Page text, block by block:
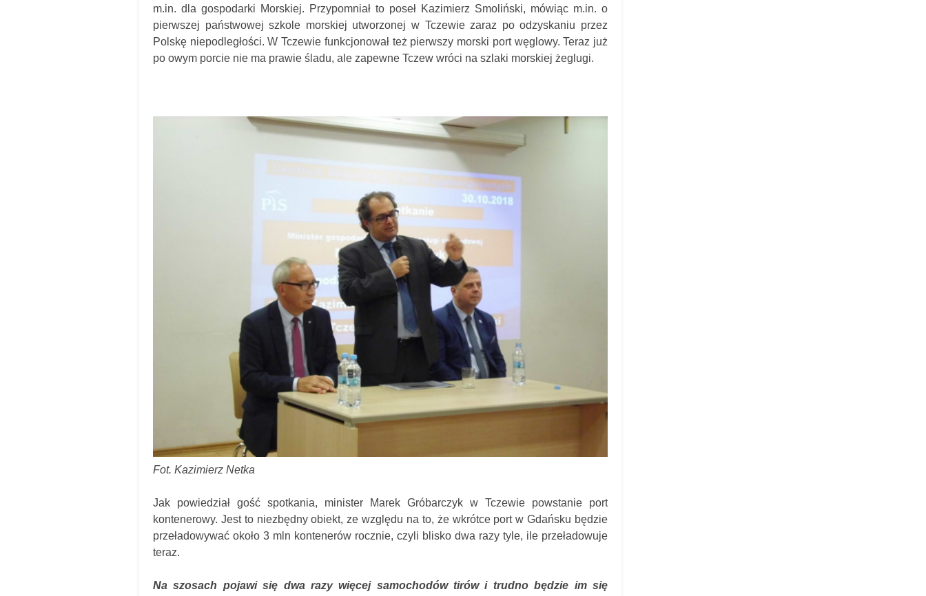
m.in. dla gospodarki Morskiej. Przypomniał to poseł Kazimierz Smoliński, mówiąc m.in. o
pierwszej państwowej szkole morskiej utworzonej w Tczewie zaraz po odzyskaniu przez
Polskę niepodległości. W Tczewie funkcjonował też pierwszy morski port węglowy. Teraz już
po owym porcie nie ma prawie śladu, ale zapewne Tczew wróci na szlaki morskiej żeglugi.
Fot. Kazimierz Netka
Jak powiedział gość spotkania, minister Marek Gróbarczyk w Tczewie powstanie port
kontenerowy. Jest to niezbędny obiekt, ze względu na to, że wkrótce port w Gdańsku będzie
przeładowywać około 3 mln kontenerów rocznie, czyli blisko dwa razy tyle, ile przeładowuje
teraz.
Na szosach pojawi się dwa razy więcej samochodów tirów i trudno będzie im się